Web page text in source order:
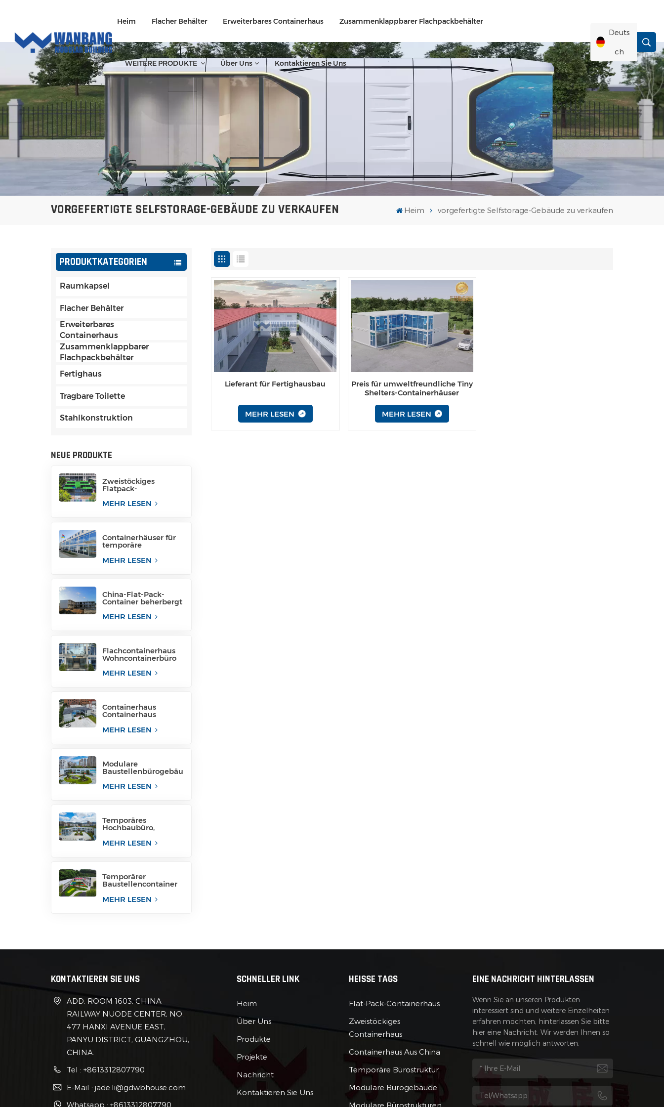
Heim Flacher Behälter Erweiterbares Containerhaus Zusammenklappbarer Flachpackbehälter
WEITERE PRODUKTE Über Uns Kontaktieren Sie Uns
Deuts
Ch
English
Français
Русский
VORGEFERTIGTE SELFSTORAGE-GEBÄUDE ZU VERKAUFEN Heim vorgefertigte Selfstorage-Gebäude zu verkaufen
PRODUKTKATEGORIEN
Raumkapsel
Flacher Behälter
Erweiterbares
Containerhaus
Zusammenklappbarer
Flachpackbehälter
Fertighaus
Tragbare Toilette
Stahlkonstruktion
NEUE PRODUKTE
Zweistöckiges
Flatpack-
Containerhaus aus
China
MEHR LESEN
Containerhäuser für
temporäre
MEHR LESEN
China-Flat-Pack-
Container beherbergt
Containern
MEHR LESEN
Flachcontainerhaus
Wohncontainerbüro
MEHR LESEN
Containerhaus
Containerhaus
Bürostruktur
MEHR LESEN
Modulare
Baustellenbürogebäu
Bürostrukturen
MEHR LESEN
Temporäres
Hochbaubüro,
temporäre
MEHR LESEN
Temporärer
Baustellencontainer
MEHR LESEN
Lieferant für Fertighausbau
MEHR LESEN
Preis für umweltfreundliche Tiny
Shelters-Containerhäuser
MEHR LESEN
KONTAKTIEREN SIE UNS
ADD: ROOM 1603, CHINA
RAILWAY NUODE CENTER, NO.
477 HANXI AVENUE EAST,
PANYU DISTRICT, GUANGZHOU,
CHINA.
Tel : +8613312807790
E-Mail : jade.li@gdwbhouse.com
Whatsapp : +8613312807790
SCHNELLER LINK
Heim
Über Uns
Produkte
Projekte
Nachricht
Kontaktieren Sie Uns
HEISSE TAGS
Flat-Pack-Containerhaus
Zweistöckiges
Containerhaus
Containerhaus Aus China
Temporäre Bürostruktur
Modulare Bürogebäude
Modulare Bürostrukturen
EINE NACHRICHT HINTERLASSEN
Wenn Sie an unseren Produkten
interessiert sind und weitere Einzelheiten
erfahren möchten, hinterlassen Sie bitte
hier eine Nachricht. Wir werden Ihnen so
schnell wie möglich antworten.